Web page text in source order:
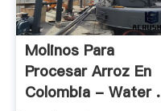
Molinos Para
Procesar Arroz En
Colombia - Water .